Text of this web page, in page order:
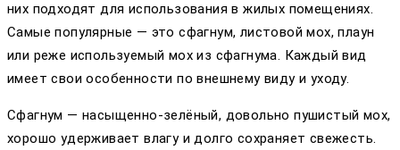
них подходят для использования в жилых помещениях.
Самые популярные — это сфагнум, листовой мох, плаун
или реже используемый мох из сфагнума. Каждый вид
имеет свои особенности по внешнему виду и уходу.
Сфагнум — насыщенно-зелёный, довольно пушистый мох,
хорошо удерживает влагу и долго сохраняет свежесть.